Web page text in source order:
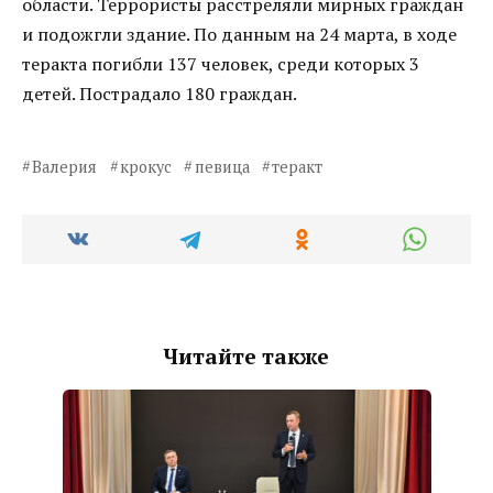
и подожгли здание. По данным на 24 марта, в ходе
теракта погибли 137 человек, среди которых 3
детей. Пострадало 180 граждан.
Валерия крокус певица теракт
Читайте также